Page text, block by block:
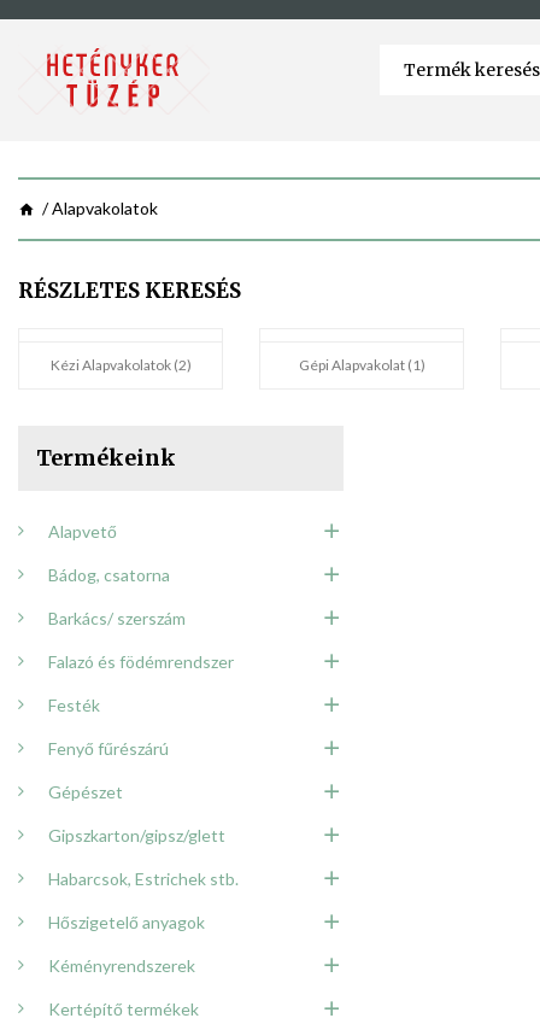
Alapvakolatok
RÉSZLETES KERESÉS
Kézi Alapvakolatok (2) Gépi Alapvakolat (1)
Termékeink
Alapvető
Bádog, csatorna
Barkács/ szerszám
Falazó és födémrendszer
Festék
Fenyő fűrészárú
Gépészet
Gipszkarton/gipsz/glett
Habarcsok, Estrichek stb.
Hőszigetelő anyagok
Kéményrendszerek
Kertépítő termékek